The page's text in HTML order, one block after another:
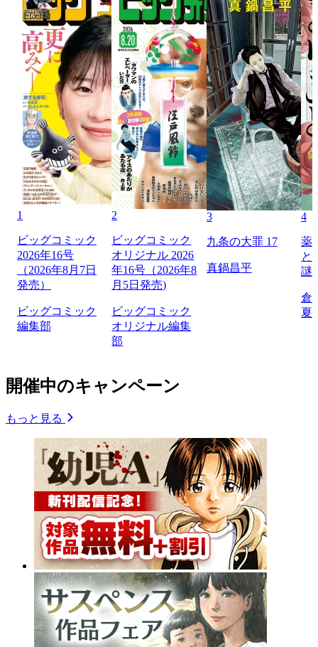
1
ビッグコミック
2026年16号
（2026年8月7日
発売）
ビッグコミック
編集部
2
ビッグコミック
オリジナル 2026
年16号（2026年8
月5日発売)
ビッグコミック
オリジナル編集
部
3
九条の大罪 17
真鍋昌平
4
薬
と
謎
倉
夏
開催中のキャンペーン
もっと見る